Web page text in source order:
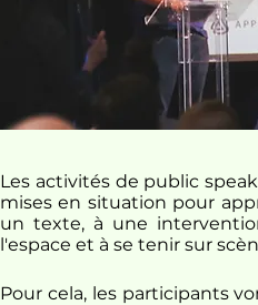
Les activités de public
mises en situation pour
un texte, à une
l'espace et à se tenir sur
Pour cela, les participants